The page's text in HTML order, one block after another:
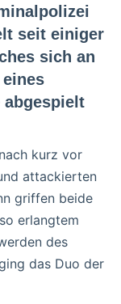
seit einiger
sich an
abgespielt
kurz vor
attackierten
griffen beide
erlangtem
des
das Duo der